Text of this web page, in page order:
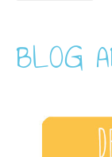
BLOG